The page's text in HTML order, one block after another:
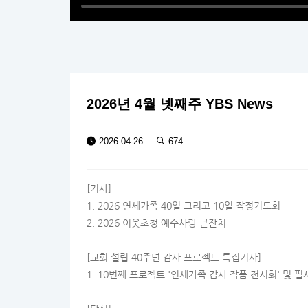
2026년 4월 넷째주 YBS News
2026-04-26 674
[기사]
1. 2026 연세가족 40일 그리고 10일 작정기도회
2. 2026 이웃초청 예수사랑 큰잔치
[교회 설립 40주년 감사 프로젝트 특집기사]
1. 10번째 프로젝트 '연세가족 감사 작품 전시회' 및 필